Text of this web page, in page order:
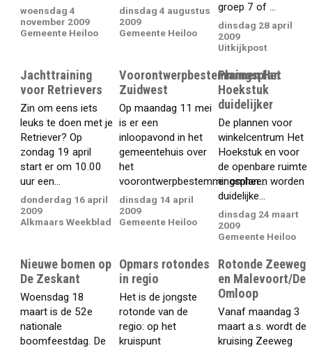
woensdag 4
november 2009
Gemeente Heiloo
dinsdag 4 augustus
2009
Gemeente Heiloo
groep 7 of ...
dinsdag 28 april
2009
Uitkijkpost
Jachttraining
voor Retrievers
Zin om eens iets
leuks te doen met je
Retriever? Op
zondag 19 april
start er om 10.00
uur een...
donderdag 16 april
2009
Alkmaars Weekblad
Voorontwerpbestemmingsplan
Zuidwest
Op maandag 11 mei
is er een
inloopavond in het
gemeentehuis over
het
voorontwerpbestemmingsplan...
dinsdag 14 april
2009
Gemeente Heiloo
Plannen Het
Hoekstuk
duidelijker
De plannen voor
winkelcentrum Het
Hoekstuk en voor
de openbare ruimte
er omheen worden
duidelijke...
dinsdag 24 maart
2009
Gemeente Heiloo
Nieuwe bomen op
De Zeskant
Woensdag 18
maart is de 52e
nationale
boomfeestdag. De
Opmars rotondes
in regio
Het is de jongste
rotonde van de
regio: op het
kruispunt
Rotonde Zeeweg
en Malevoort/De
Omloop
Vanaf maandag 3
maart a.s. wordt de
kruising Zeeweg